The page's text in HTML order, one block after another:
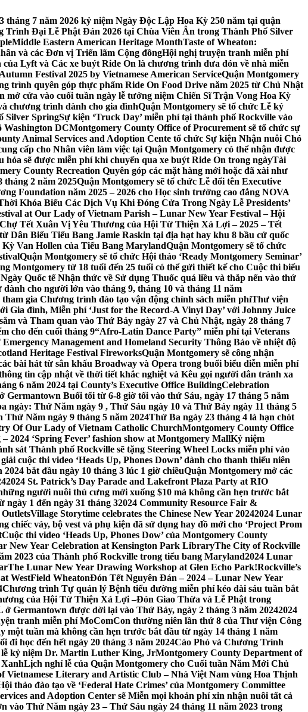
tháng 7 năm 2026 kỷ niệm Ngày Độc Lập Hoa Kỳ 250 năm tại quận
Trình Đại Lễ Phật Đản 2026 tại Chùa Viên Ân trong Thành Phố Silver
Middle Eastern American Heritage MonthTaste of Wheaton:
và các Đơn vị Triển lãm Cộng đồngHội nghị truyện tranh miễn phí
của Lyft và Các xe buýt Ride On là chương trình đưa đón về nhà miễn
Festival 2025 by Vietnamese American ServiceQuận Montgomery
trình quyên góp thực phẩm Ride On Food Drive năm 2025 từ Chủ Nhật
cửa vào cuối tuần ngày lễ tưởng niệm Chiến Sĩ Trận Vong Hoa Kỳ
chương trình dành cho gia đìnhQuận Montgomery sẽ tổ chức Lễ kỷ
Silver SpringSự kiện ‘Truck Day’ miễn phí tại thành phố Rockville vào
DCMontgomery County Office of Procurement sẽ tổ chức sự
Animal Services and Adoption Cente tổ chức Sự kiện Nhận nuôi Chó
cấp cho Nhân viên làm việc tại Quận Montgomery có thể nhận được
sẽ được miễn phí khi chuyển qua xe buýt Ride On trong ngàyTài
County Recreation Quyên góp các mặt hàng mới hoặc đã xài như
tháng 2 năm 2025Quận Montgomery sẽ tổ chức Lễ đổi tên Executive
Foundation năm 2025 – 2026 cho Học sinh trường cao đẳng NOVA
Khóa Biểu Các Dịch Vụ Khi Đóng Cửa Trong Ngày Lễ Presidents’
at Our Lady of Vietnam Parish – Lunar New Year Festival – Hội
Tết Xuân Vị Yêu Thương của Hội Từ Thiện Xá Lợi – 2025 – Tết
Dân Biểu Tiểu Bang Jamie Raskin tại địa hạt hay khu 8 bầu cử quốc
Van Hollen của Tiểu Bang MarylandQuận Montgomery sẽ tổ chức
Quận Montgomery sẽ tổ chức Hội thảo ‘Ready Montgomery Seminar’
Montgomery từ 18 tuổi đến 25 tuổi có thể gửi thiết kế cho Cuộc thi biểu
Quốc tế Nhận thức về Sử dụng Thuốc quá liều và thắp nến vào thứ
cho người lớn vào tháng 9, tháng 10 và tháng 11 năm
gia Chương trình đào tạo vận động chính sách miễn phíThư viện
đình, Miễn phí ‘Just for the Record-A Vinyl Day’ với Johnny Juice
và Tham quan vào Thứ Bảy ngày 27 và Chủ Nhật, ngày 28 tháng 7
cho đến cuối tháng 9“Afro-Latin Dance Party” miễn phí tại Veterans
Management and Homeland Security Thông Báo về nhiệt độ
Heritage Festival FireworksQuận Montgomery sẽ công nhận
bài hát từ sân khấu Broadway và Opera trong buổi biểu diễn miễn phí
tin cập nhật về thời tiết khắc nghiệt và Kêu gọi người dân tránh xa
6 năm 2024 tại County’s Executive Office BuildingCelebration
Germantown Buổi tối từ 6-8 giờ tối vào thứ Sáu, ngày 17 tháng 5 năm
ngày: Thứ Năm ngày 9 , Thứ Sáu ngày 10 và Thứ Bảy ngày 11 tháng 5
Thứ Năm ngày 9 tháng 5 năm 2024Thứ Ba ngày 23 tháng 4 là hạn chót
Of Our Lady of Vietnam Catholic ChurchMontgomery County Office
2024 ‘Spring Fever’ fashion show at Montgomery MallKỷ niệm
sát Thành phố Rockville sẽ tặng Steering Wheel Locks miễn phí vào
cuộc thi video ‘Heads Up, Phones Down’ dành cho thanh thiếu niên
bắt đầu ngày 10 tháng 3 lúc 1 giờ chiềuQuận Montgomery mở các
2024 St. Patrick’s Day Parade and Lakefront Plaza Party at RIO
người nuôi thú cưng mới xuống $10 mà không cần hẹn trước bắt
ngày 1 đến ngày 31 tháng 32024 Community Resource Fair &
Village Storytime celebrates the Chinese New Year 20242024 Lunar
chiếc váy, bộ vest và phụ kiện đã sử dụng hay đồ mới cho ‘Project Prom
Cuộc thi video ‘Heads Up, Phones Dow’ của Montgomery County
New Year Celebration at Kensington Park LibraryThe City of Rockville
2023 của Thành phố Rockville trong tiểu bang Maryland2024 Lunar
The Lunar New Year Drawing Workshop at Glen Echo Park!Rockville’s
WestField WheatonĐón Tết Nguyên Đán – 2024 – Lunar New Year
Chương trình Tự quản lý Bệnh tiểu đường miễn phí kéo dài sáu tuần bắt
của Hội Từ Thiện Xá Lợi –Đón Giao Thừa và Lễ Phật trong
Germantown được dời lại vào Thứ Bảy, ngày 2 tháng 3 năm 20242024
tranh miễn phí MoComCon thường niên lần thứ 8 của Thư viện Công
tuần mà không cần hẹn trước bắt đầu từ ngày 14 tháng 1 năm
học đến hết ngày 20 tháng 3 năm 2024Cáo Phó và Chương Trình
lễ kỷ niệm Dr. Martin Luther King, JrMontgomery County Department of
Lịch nghỉ lễ của Quận Montgomery cho Cuối tuần Năm Mới Chủ
Vietnamese Literary and Artistic Club – Nhà Việt Nam vùng Hoa Thịnh
thảo đào tạo về ‘Federal Hate Crimes’ của Montgomery Committee
and Adoption Center sẽ Miễn mọi khoản phí xin nhận nuôi tất cả
vào Thứ Năm ngày 23 – Thứ Sáu ngày 24 tháng 11 năm 2023 trong